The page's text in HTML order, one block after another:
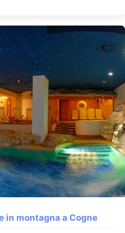
in montagna a Cogne